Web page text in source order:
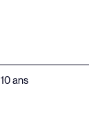
10 ans